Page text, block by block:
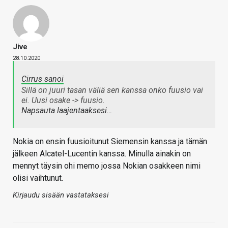
Jive
28.10.2020
Cirrus sanoi
Sillä on juuri tasan väliä sen kanssa onko fuusio vai
ei. Uusi osake -> fuusio.
Napsauta laajentaaksesi…
Nokia on ensin fuusioitunut Siemensin kanssa ja tämän
jälkeen Alcatel-Lucentin kanssa. Minulla ainakin on
mennyt täysin ohi memo jossa Nokian osakkeen nimi
olisi vaihtunut.
Kirjaudu sisään vastataksesi